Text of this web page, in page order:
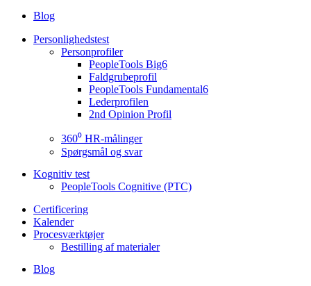
Blog
Personlighedstest
Personprofiler
PeopleTools Big6
Faldgrubeprofil
PeopleTools Fundamental6
Lederprofilen
2nd Opinion Profil
360⁰ HR-målinger
Spørgsmål og svar
Kognitiv test
PeopleTools Cognitive (PTC)
Certificering
Kalender
Procesværktøjer
Bestilling af materialer
Blog